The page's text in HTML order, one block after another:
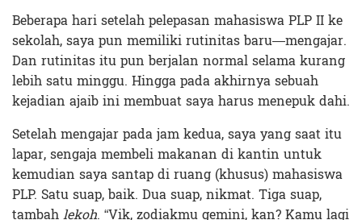
Beberapa hari setelah pelepasan mahasiswa PLP II ke
sekolah, saya pun memiliki rutinitas baru—mengajar.
Dan rutinitas itu pun berjalan normal selama kurang
lebih satu minggu. Hingga pada akhirnya sebuah
kejadian ajaib ini membuat saya harus menepuk dahi.
Setelah mengajar pada jam kedua, saya yang saat itu
lapar, sengaja membeli makanan di kantin untuk
kemudian saya santap di ruang (khusus) mahasiswa
PLP. Satu suap, baik. Dua suap, nikmat. Tiga suap,
tambahlekoh. “Vik, zodiakmu gemini, kan? Kamu lagi